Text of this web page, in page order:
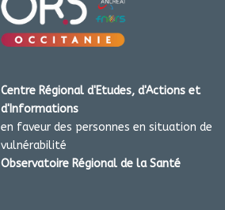
Centre Régional d'Etudes, d'Actions et
d'Informations
en faveur des personnes en situation de
vulnérabilité
Observatoire Régional de la Santé